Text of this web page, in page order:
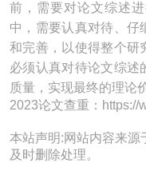
前，需要对论文综述
中，需要认真对待、仔
和完善，以使得整个研
必须认真对待论文综述
质量，实现最终的理论
2023论文查重：https://
本站声明:网站内容来源
及时删除处理。